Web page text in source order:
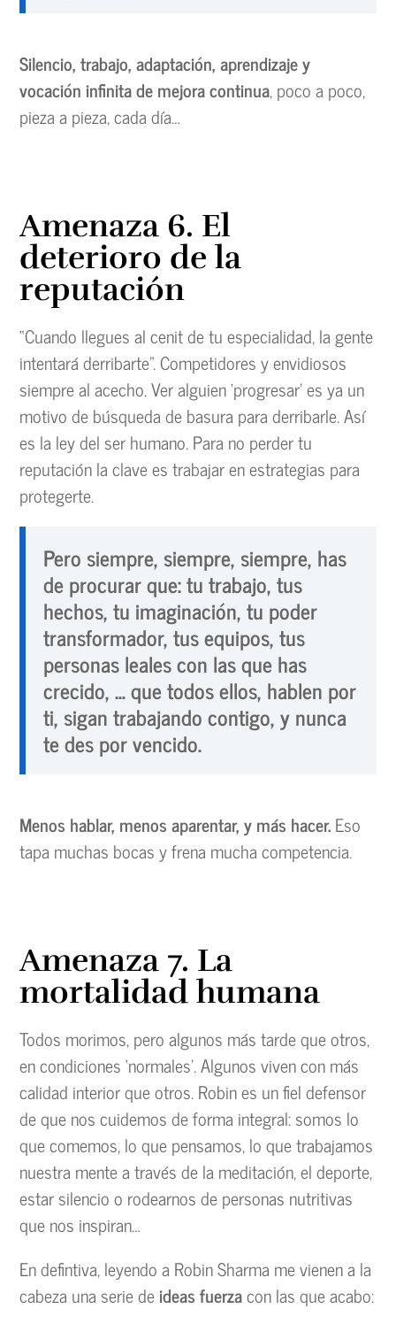
Silencio, trabajo, adaptación, aprendizaje y
vocación infinita de mejora continua, poco a poco,
pieza a pieza, cada día…
Amenaza 6. El
deterioro de la
reputación
“Cuando llegues al cenit de tu especialidad, la gente
intentará derribarte”. Competidores y envidiosos
siempre al acecho. Ver alguien ‘progresar’ es ya un
motivo de búsqueda de basura para derribarle. Así
es la ley del ser humano. Para no perder tu
reputación la clave es trabajar en estrategias para
protegerte.
Pero siempre, siempre, siempre, has
de procurar que: tu trabajo, tus
hechos, tu imaginación, tu poder
transformador, tus equipos, tus
personas leales con las que has
crecido, … que todos ellos, hablen por
ti, sigan trabajando contigo, y nunca
te des por vencido.
Menos hablar, menos aparentar, y más hacer.Eso
tapa muchas bocas y frena mucha competencia.
Amenaza 7. La
mortalidad humana
Todos morimos, pero algunos más tarde que otros,
en condiciones ‘normales’. Algunos viven con más
calidad interior que otros. Robin es un fiel defensor
de que nos cuidemos de forma integral: somos lo
que comemos, lo que pensamos, lo que trabajamos
nuestra mente a través de la meditación, el deporte,
estar silencio o rodearnos de personas nutritivas
que nos inspiran…
En defintiva, leyendo a Robin Sharma me vienen a la
cabeza una serie deideas fuerzacon las que acabo: